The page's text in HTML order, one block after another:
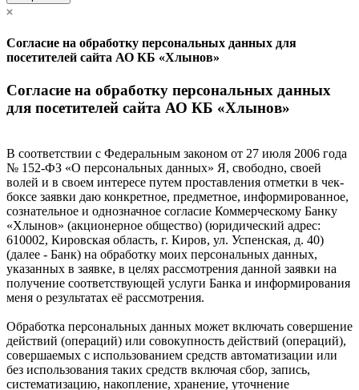
Согласие на обработку персональных данных для
посетителей сайта АО КБ «Хлынов»
Согласие на обработку персональных данных
для посетителей сайта АО КБ «Хлынов»
В соответствии с Федеральным законом от 27 июля 2006 года
№ 152-ФЗ «О персональных данных» Я, свободно, своей
волей и в своем интересе путем проставления отметки в чек-
боксе заявки даю конкретное, предметное, информированное,
сознательное и однозначное согласие Коммерческому Банку
«Хлынов» (акционерное общество) (юридический адрес:
610002, Кировская область, г. Киров, ул. Успенская, д. 40)
(далее - Банк) на обработку моих персональных данных,
указанных в заявке, в целях рассмотрения данной заявки на
получение соответствующей услуги Банка и информирования
меня о результатах её рассмотрения.
Обработка персональных данных может включать совершение
действий (операций) или совокупность действий (операций),
совершаемых с использованием средств автоматизации или
без использования таких средств включая сбор, запись,
систематизацию, накопление, хранение, уточнение